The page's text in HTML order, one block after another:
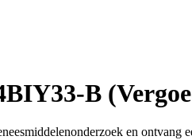
B
en ontvang